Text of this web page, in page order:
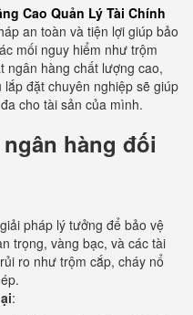
Cao Quản Lý Tài Chính
an toàn và tiện lợi giúp bảo
mối nguy hiểm như trộm
ngân hàng chất lượng cao,
đặt chuyên nghiệp sẽ giúp
cho tài sản của mình.
hàng đối
pháp lý tưởng để bảo vệ
trọng, vàng bạc, và các tài
ro như trộm cắp, cháy nổ
: